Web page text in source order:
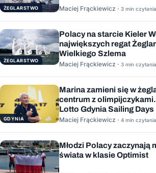
ŻEGLARSTWO Maciej Frąckiewicz · 3 min czytania
ŻEGLARSTWO
Polacy na starcie Kieler
największych regat
Wielkiego Szlema
Maciej Frąckiewicz · 3 min czytania
GDYNIA
Marina zamieni się w
centrum z
Lotto Gdynia Sailing Days
Maciej Frąckiewicz · 4 min czytania
Młodzi Polacy zaczynają
świata w klasie Optimist